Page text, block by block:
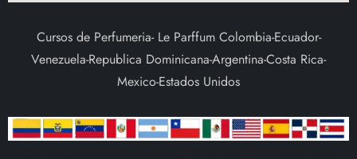
Cursos de Perfumeria- Le Parffum Colombia-Ecuador-
Venezuela-Republica Dominicana-Argentina-Costa Rica-
Mexico-Estados Unidos